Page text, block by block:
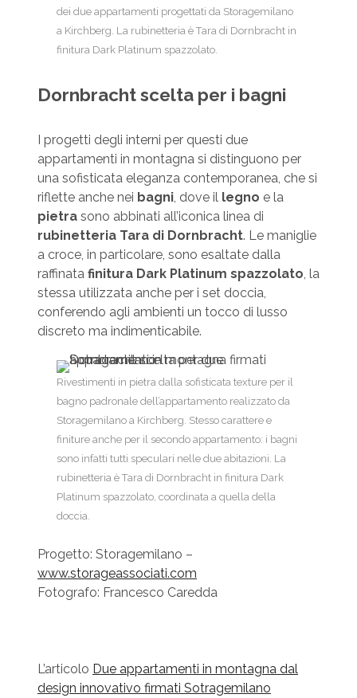
dei due appartamenti progettati da Storagemilano
a Kirchberg. La rubinetteria è Tara di Dornbracht in
finitura Dark Platinum spazzolato.
Dornbracht scelta per i bagni
I progetti degli interni per questi due
appartamenti in montagna si distinguono per
una sofisticata eleganza contemporanea, che si
riflette anche nei bagni, dove il legno e la
pietrasono abbinati all’iconica linea di
rubinetteria Tara di Dornbracht. Le maniglie
a croce, in particolare, sono esaltate dalla
raffinata finitura Dark Platinum spazzolato, la
stessa utilizzata anche per i set doccia,
conferendo agli ambienti un tocco di lusso
discreto ma indimenticabile.
Rivestimenti in pietra dalla sofisticata texture per il
bagno padronale dell’appartamento realizzato da
Storagemilano a Kirchberg. Stesso carattere e
finiture anche per il secondo appartamento: i bagni
sono infatti tutti speculari nelle due abitazioni. La
rubinetteria è Tara di Dornbracht in finitura Dark
Platinum spazzolato, coordinata a quella della
doccia.
Progetto: Storagemilano –
www.storageassociati.com
Fotografo: Francesco Caredda
L’articolo Due appartamenti in montagna dal
design innovativo firmati Sotragemilano